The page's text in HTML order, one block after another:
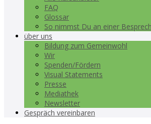
FAQ
Glossar
So nimmst Du an einer
über uns
Bildung zum Gemeinwohl
Wir
Spenden/Fördern
Visual Statements
Presse
Mediathek
Newsletter
Gespräch vereinbaren